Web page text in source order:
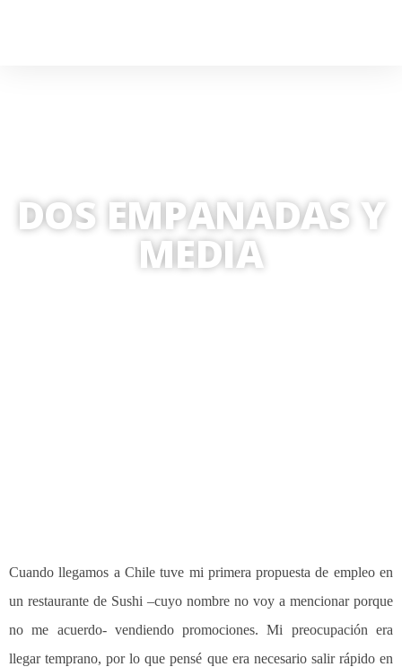
DOS EMPANADAS Y
MEDIA
Cuando llegamos a Chile tuve mi primera propuesta de empleo en
un restaurante de Sushi –cuyo nombre no voy a mencionar porque
no me acuerdo- vendiendo promociones. Mi preocupación era
llegar temprano, por lo que pensé que era necesario salir rápido en